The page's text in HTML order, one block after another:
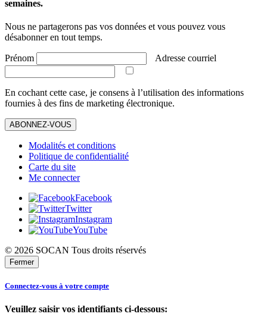
semaines.
Nous ne partagerons pas vos données et vous pouvez vous
désabonner en tout temps.
Prénom Adresse courriel
En cochant cette case, je consens à l’utilisation des informations
fournies à des fins de marketing électronique.
ABONNEZ-VOUS
Modalités et conditions
Politique de confidentialité
Carte du site
Me connecter
Facebook
Twitter
Instagram
YouTube
© 2026 SOCAN Tous droits réservés
Fermer
Connectez-vous à votre compte
Veuillez saisir vos identifiants ci-dessous: